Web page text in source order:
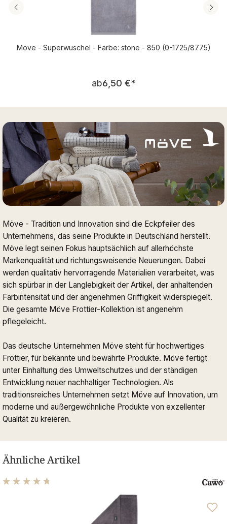
Möve - Superwuschel - Farbe: stone - 850 (0-1725/8775)
Regulärer Preis:
ab6,50 €*
Möve - Tradition und Innovation sind die Eckpfeiler des
Unternehmens, das seine Produkte in Deutschland herstellt.
Möve legt seinen Fokus hauptsächlich auf allerhöchste
Markenqualität und richtungsweisende Neuerungen. Dabei
werden qualitativ hervorragende Materialien verarbeitet, was
sich spürbar in der Langlebigkeit der Artikel, der anhaltenden
Farbintensität und der angenehmen Griffigkeit widerspiegelt.
Die gesamte Möve Frottier-Kollektion ist angenehm
pflegeleicht.
Das deutsche Unternehmen Möve steht für hochwertiges
Frottier, für bekannte und bewährte Produkte. Möve fertigt
unter Einhaltung des Umweltschutzes und der ständigen
Entwicklung neuer nachhaltiger Technologien. Als
traditionsreiches Unternehmen setzt Möve auf Innovation, um
moderne und außergewöhnliche Produkte von exzellenter
Qualität zu kreieren.
Ähnliche Artikel
Durchschnittliche Bewertung von 4.76 von 5 Sternen